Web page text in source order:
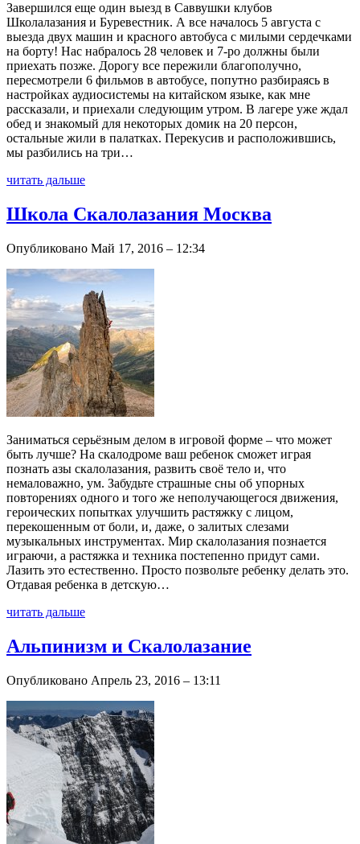
Завершился еще один выезд в Саввушки клубов
Школалазания и Буревестник. А все началось 5 августа с
выезда двух машин и красного автобуса с милыми сердечками
на борту! Нас набралось 28 человек и 7-ро должны были
приехать позже. Дорогу все пережили благополучно,
пересмотрели 6 фильмов в автобусе, попутно разбираясь в
настройках аудиосистемы на китайском языке, как мне
рассказали, и приехали следующим утром. В лагере уже ждал
обед и знакомый для некоторых домик на 20 персон,
остальные жили в палатках. Перекусив и расположившись,
мы разбились на три…
читать дальше
Школа Скалолазания Москва
Опубликовано Май 17, 2016 – 12:34
Заниматься серьёзным делом в игровой форме – что может
быть лучше? На скалодроме ваш ребенок сможет играя
познать азы скалолазания, развить своё тело и, что
немаловажно, ум. Забудьте страшные сны об упорных
повторениях одного и того же неполучающегося движения,
героических попытках улучшить растяжку с лицом,
перекошенным от боли, и, даже, о залитых слезами
музыкальных инструментах. Мир скалолазания познается
играючи, а растяжка и техника постепенно придут сами.
Лазить это естественно. Просто позвольте ребенку делать это.
Отдавая ребенка в детскую…
читать дальше
Альпинизм и Скалолазание
Опубликовано Апрель 23, 2016 – 13:11